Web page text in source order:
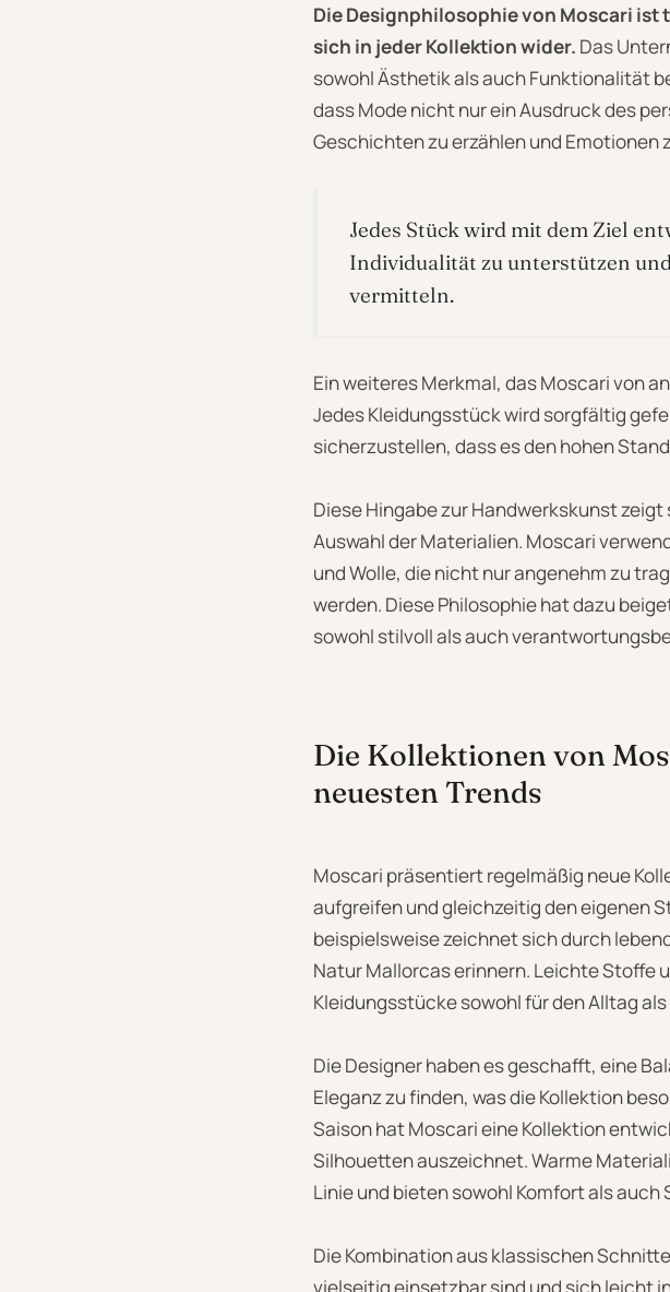
Die Designphilosophie von Moscari
sich in jeder Kollektion wider. Das
sowohl Ästhetik als auch Funktionalität
dass Mode nicht nur ein Ausdruck des
Geschichten zu erzählen und Emotionen
Jedes Stück wird mit dem Ziel
Individualität zu unterstützen
vermitteln.
Ein weiteres Merkmal, das Moscari von
Jedes Kleidungsstück wird sorgfältig
sicherzustellen, dass es den hohen
Diese Hingabe zur Handwerkskunst
Auswahl der Materialien. Moscari
und Wolle, die nicht nur angenehm zu
werden. Diese Philosophie hat dazu
sowohl stilvoll als auch
Die Kollektionen von
neuesten Trends
Moscari präsentiert regelmäßig neue
aufgreifen und gleichzeitig den eigenen
beispielsweise zeichnet sich durch
Natur Mallorcas erinnern. Leichte Stoffe
Kleidungsstücke sowohl für den Alltag
Die Designer haben es geschafft, eine
Eleganz zu finden, was die Kollektion
Saison hat Moscari eine Kollektion
Silhouetten auszeichnet. Warme
Linie und bieten sowohl Komfort als auch
Die Kombination aus klassischen